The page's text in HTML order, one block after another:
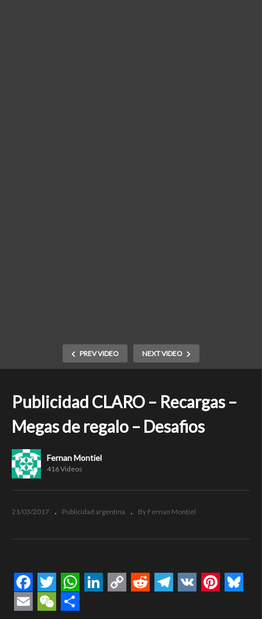
PREV VIDEO NEXT VIDEO
Publicidad CLARO – Recargas –
Megas de regalo – Desafios
Fernan Montiel
416 Videos
21/03/2017 Publicidad argentina By Fernan Montiel
Facebook
TwitterWhatsApp